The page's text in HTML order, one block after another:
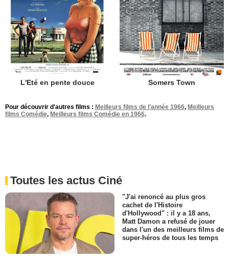
L'Eté en pente douce Somers Town
Pour découvrir d'autres films : Meilleurs films de l'année 1966, Meilleurs
films Comédie, Meilleurs films Comédie en 1966.
Toutes les actus Ciné
"J'ai renoncé au plus gros
cachet de l'Histoire
d'Hollywood" : il y a 18 ans,
Matt Damon a refusé de jouer
dans l'un des meilleurs films de
super-héros de tous les temps